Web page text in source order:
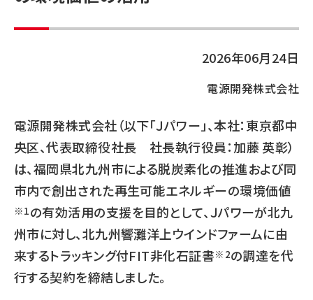
2026年06月24日
電源開発株式会社
電源開発株式会社（以下「Ｊパワー」、本社：東京都中
央区、代表取締役社長 社長執行役員：加藤 英彰）
は、福岡県北九州市による脱炭素化の推進および同
市内で創出された再生可能エネルギーの環境価値
※1の有効活用の支援を目的として、Ｊパワーが北九
州市に対し、北九州響灘洋上ウインドファームに由
来するトラッキング付FIT非化石証書※2の調達を代
行する契約を締結しました。